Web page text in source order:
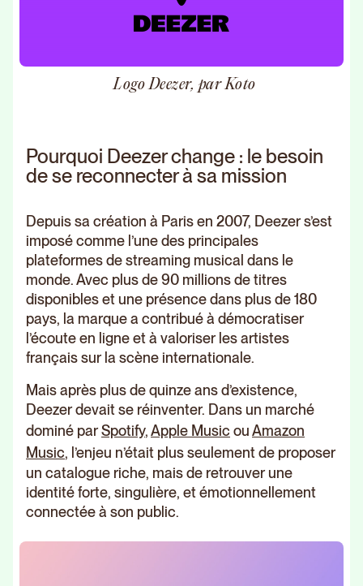
Logo Deezer, par Koto
Pourquoi Deezer change : le besoin
de se reconnecter à sa mission
Depuis sa création à Paris en 2007, Deezer s’est
imposé comme l’une des principales
plateformes de streaming musical dans le
monde. Avec plus de 90 millions de titres
disponibles et une présence dans plus de 180
pays, la marque a contribué à démocratiser
l’écoute en ligne et à valoriser les artistes
français sur la scène internationale.
Mais après plus de quinze ans d’existence,
Deezer devait se réinventer. Dans un marché
dominé parSpotify,Apple Music ouAmazon
Music, l’enjeu n’était plus seulement de proposer
un catalogue riche, mais de retrouver une
identité forte, singulière, et émotionnellement
connectée à son public.